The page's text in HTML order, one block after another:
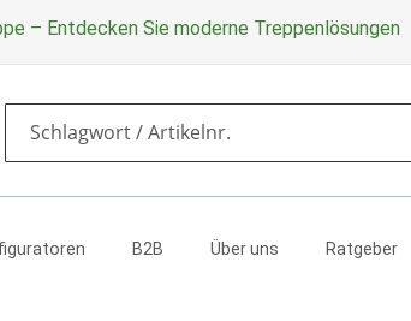
– Entdecken Sie moderne Treppenlösungen
B2B Über uns Ratgeber